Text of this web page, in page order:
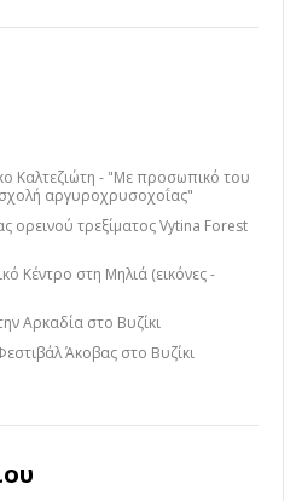
Καλτεζιώτη - "Με προσωπικό του
αργυροχρυσοχοΐας"
ορεινού τρεξίματος Vytina Forest
Κέντρο στη Μηλιά (εικόνες -
Αρκαδία στο Βυζίκι
Άκοβας στο Βυζίκι